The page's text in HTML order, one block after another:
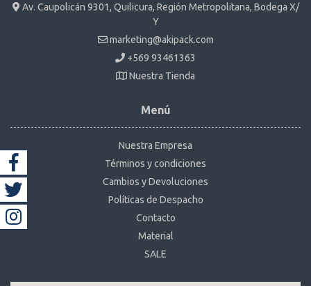
Av. Caupolicán 9301, Quilicura, Región Metropolitana, Bodega X/
Y
marketing@akipack.com
+569 93461363
Nuestra Tienda
Menú
Nuestra Empresa
Términos y condiciones
Cambios y Devoluciones
Políticas de Despacho
Contacto
Material
SALE